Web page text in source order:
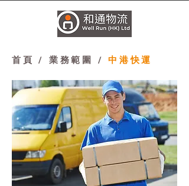
首頁 / 業務範圍 / 中港快運